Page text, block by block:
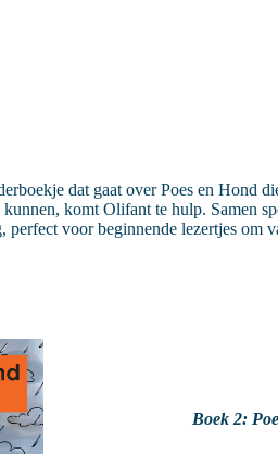
dat gaat over Poes en Hond
komt Olifant te hulp. Samen
voor beginnende lezertjes om
Boek 2: